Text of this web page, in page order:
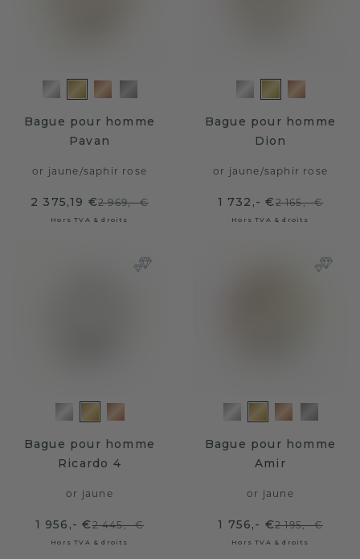
Bague pour homme
Pavan
or jaune/saphir rose
2 375,19 €2 969,- €
Hors TVA & droits
Bague pour homme
Dion
or jaune/saphir rose
1 732,- €2 165,- €
Hors TVA & droits
Bague pour homme
Ricardo 4
or jaune
1 956,- €2 445,- €
Hors TVA & droits
Bague pour homme
Amir
or jaune
1 756,- €2 195,- €
Hors TVA & droits